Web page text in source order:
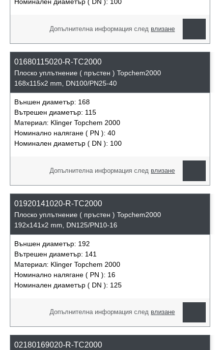
Номинален диаметър ( DN ): 100
Допълнителна информация след влизане
01680115020-R-TC2000
Плоско уплътнение ( пръстен ) Topchem2000
168x115x2 mm, DN100/PN25-40
Външен диаметър: 168
Вътрешен диаметър: 115
Материал: Klinger Topchem 2000
Номинално налягане ( PN ): 40
Номинален диаметър ( DN ): 100
Допълнителна информация след влизане
01920141020-R-TC2000
Плоско уплътнение ( пръстен ) Topchem2000
192x141x2 mm, DN125/PN10-16
Външен диаметър: 192
Вътрешен диаметър: 141
Материал: Klinger Topchem 2000
Номинално налягане ( PN ): 16
Номинален диаметър ( DN ): 125
Допълнителна информация след влизане
02180169020-R-TC2000